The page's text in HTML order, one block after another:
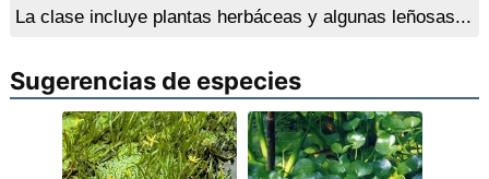
La clase incluye plantas herbáceas y algunas leñosas...
Sugerencias de especies